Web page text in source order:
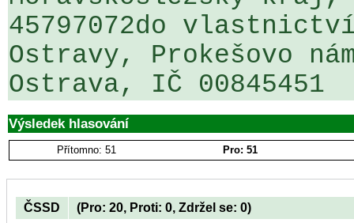
45797072do
Ostravy, Prokešovo
Ostrava, IČ 00845451
Výsledek hlasování
Přítomno: 51 Pro: 51
ČSSD (Pro: 20, Proti: 0, Zdržel se: 0)